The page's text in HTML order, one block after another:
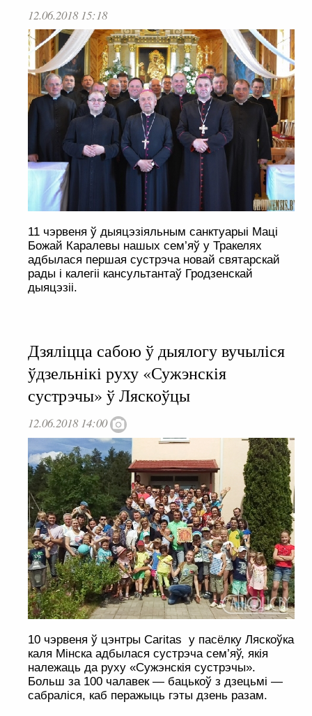
12.06.2018 15:18
11 чэрвеня ў дыяцэзіяльным санктуарыі Маці
Божай Каралевы нашых сем’яў у Тракелях
адбылася першая сустрэча новай святарскай
рады і калегіі кансультантаў Гродзенскай
дыяцэзіі.
Дзяліцца сабою ў дыялогу вучыліся
ўдзельнікі руху «Сужэнскія
сустрэчы» ў Ляскоўцы
12.06.2018 14:00
10 чэрвеня ў цэнтры Caritas у пасёлку Ляскоўка
каля Мінска адбылася сустрэча сем’яў, якія
належаць да руху «Сужэнскія сустрэчы».
Больш за 100 чалавек — бацькоў з дзецьмі —
сабраліся, каб перажыць гэты дзень разам.